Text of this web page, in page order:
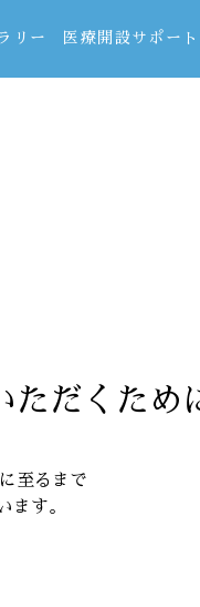
リー 医療開設サポート
ただくため
至るまで
ます。